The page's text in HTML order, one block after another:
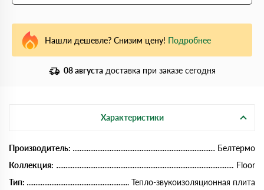
Нашли дешевле? Снизим цену! Подробнее
08 августа доставка при заказе сегодня
Характеристики
Производитель:
Белтермо
Коллекция:
Floor
Тип:
Тепло-звукоизоляционная плита